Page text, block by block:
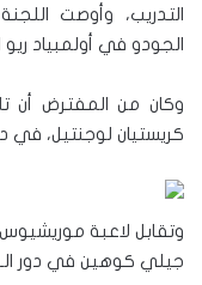
التدريب، وأوصت
الجودو في أولمبياد ريو
وكان من المفترض
كريستيان لوجنتيل، في دور الـ32 للبطولة، لكنها
وتقابل لاعبة موريشيوس
جيلي كوهين في دور الـ16 للمنافسات.